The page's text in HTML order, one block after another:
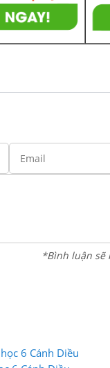
*Bình luận sẽ
6 Cánh Diều